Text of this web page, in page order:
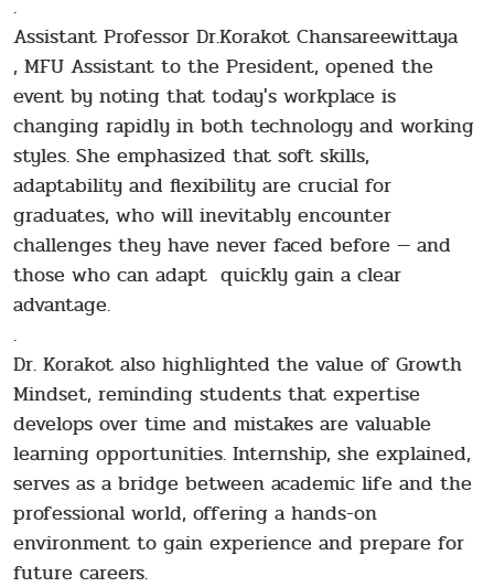
.
Assistant Professor Dr.Korakot Chansareewittaya
, MFU Assistant to the President, opened the
event by noting that today's workplace is
changing rapidly in both technology and working
styles. She emphasized that soft skills,
adaptability and flexibility are crucial for
graduates, who will inevitably encounter
challenges they have never faced before — and
those who can adapt quickly gain a clear
advantage.
.
Dr. Korakot also highlighted the value of Growth
Mindset, reminding students that expertise
develops over time and mistakes are valuable
learning opportunities. Internship, she explained,
serves as a bridge between academic life and the
professional world, offering a hands-on
environment to gain experience and prepare for
future careers.